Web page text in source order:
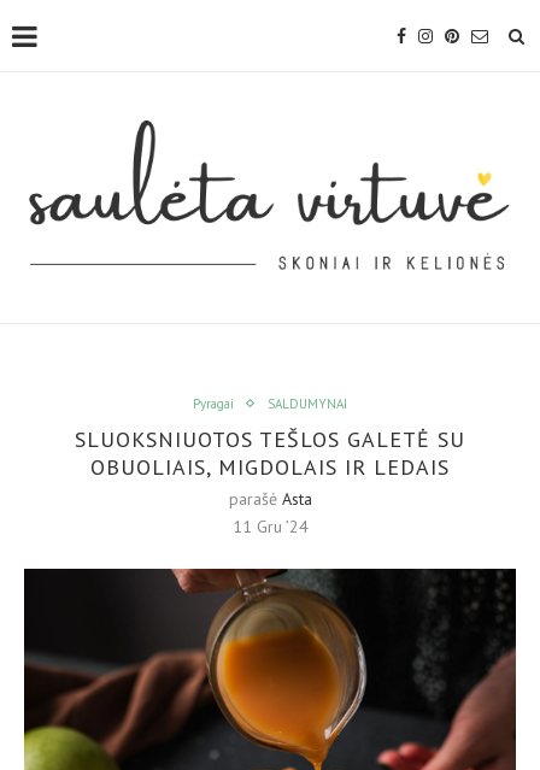
Pyragai SALDUMYNAI
SLUOKSNIUOTOS TEŠLOS GALETĖ SU
OBUOLIAIS, MIGDOLAIS IR LEDAIS
parašė Asta
11 Gru ’24